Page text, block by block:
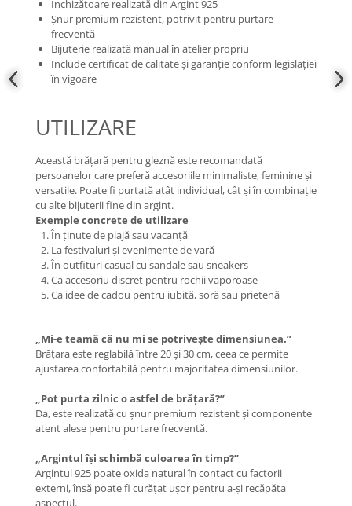
Închizătoare realizată din Argint 925
Șnur premium rezistent, potrivit pentru purtare
frecventă
Bijuterie realizată manual în atelier propriu
Include certificat de calitate și garanție conform legislației
în vigoare
UTILIZARE
Această brățară pentru gleznă este recomandată
persoanelor care preferă accesoriile minimaliste, feminine și
versatile. Poate fi purtată atât individual, cât și în combinație
cu alte bijuterii fine din argint.
Exemple concrete de utilizare
În ținute de plajă sau vacanță
La festivaluri și evenimente de vară
În outfituri casual cu sandale sau sneakers
Ca accesoriu discret pentru rochii vaporoase
Ca idee de cadou pentru iubită, soră sau prietenă
„Mi-e teamă că nu mi se potrivește dimensiunea.”
Brățara este reglabilă între 20 și 30 cm, ceea ce permite
ajustarea confortabilă pentru majoritatea dimensiunilor.
„Pot purta zilnic o astfel de brățară?”
Da, este realizată cu șnur premium rezistent și componente
atent alese pentru purtare frecventă.
„Argintul își schimbă culoarea în timp?”
Argintul 925 poate oxida natural în contact cu factorii
externi, însă poate fi curățat ușor pentru a-și recăpăta
aspectul.